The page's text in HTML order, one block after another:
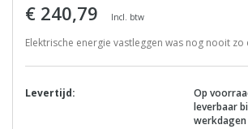
€ 240,79 Incl. btw
Elektrische energie vastleggen was nog nooit zo
Levertijd:
Op
leverbaar
werkdagen